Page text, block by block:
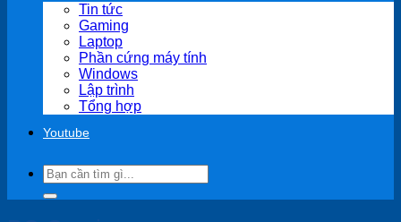
Tin tức
Gaming
Laptop
Phần cứng máy tính
Windows
Lập trình
Tổng hợp
Youtube
Search
for: